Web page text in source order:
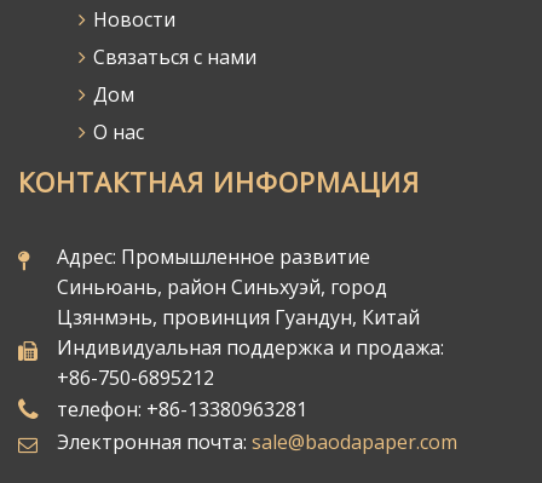
Новости
Связаться с нами
Дом
О нас
КОНТАКТНАЯ ИНФОРМАЦИЯ
Адрес: Промышленное развитие
Синьюань, район Синьхуэй, город
Цзянмэнь, провинция Гуандун, Китай
Индивидуальная поддержка и продажа:
+86-750-6895212
телефон: +86-13380963281
Электронная почта: sale@baodapaper.com​​​​​​